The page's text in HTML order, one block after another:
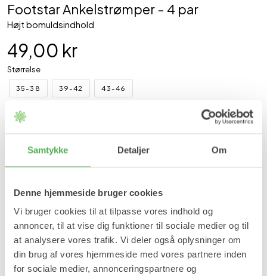
Samtykke Detaljer Om
Denne hjemmeside bruger cookies
Vi bruger cookies til at tilpasse vores indhold og
annoncer, til at vise dig funktioner til sociale medier og til
at analysere vores trafik. Vi deler også oplysninger om
din brug af vores hjemmeside med vores partnere inden
for sociale medier, annonceringspartnere og
Footstar Ankelstrømper - 4 par
Højt bomuldsindhold
49,00 kr
Størrelse
35-38 39-42 43-46
På lager
Forventet leveringstid:
Produktinformation
Indhold
4 par ankelstrømper (sort, hvid, blå og grå).